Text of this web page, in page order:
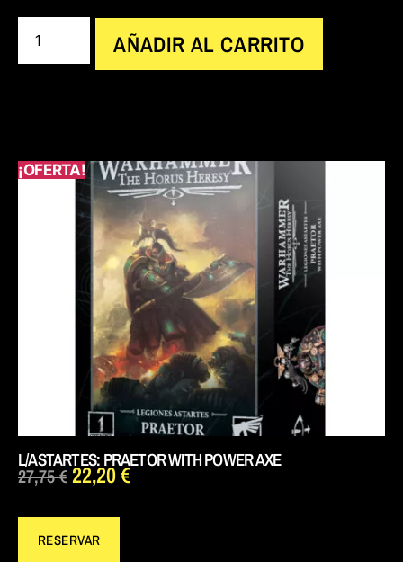
AÑADIR AL CARRITO
¡OFERTA!
L/ASTARTES: PRAETOR WITH POWER AXE
27,75€22,20€
RESERVAR